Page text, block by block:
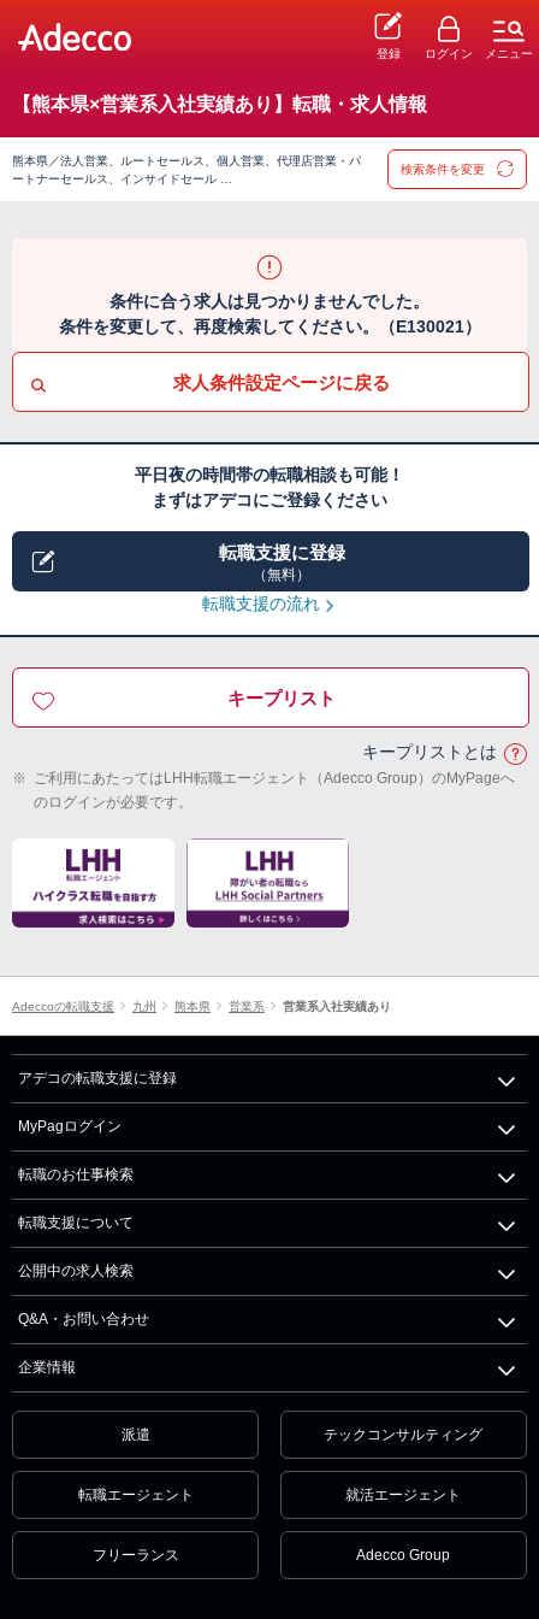
登録 ログイン メニュー
【熊本県×営業系入社実績あり】転職・求人情報
熊本県／法人営業、ルートセールス、個人営業、代理店営業・パ
ートナーセールス、インサイドセール …
検索条件を変更
条件に合う求人は見つかりませんでした。
条件を変更して、再度検索してください。（E130021）
求人条件設定ページに戻る
平日夜の時間帯の転職相談も可能！
まずはアデコにご登録ください
転職支援に登録
（無料）
転職支援の流れ
キープリスト
キープリストとは
※ ご利用にあたってはLHH転職エージェント（Adecco Group）のMyPageへ
のログインが必要です。
Adeccoの転職支援 九州 熊本県 営業系 営業系入社実績あり
アデコの転職支援に登録
MyPagログイン
転職のお仕事検索
転職支援について
公開中の求人検索
Q&A・お問い合わせ
企業情報
派遣 テックコンサルティング
転職エージェント 就活エージェント
フリーランス Adecco Group